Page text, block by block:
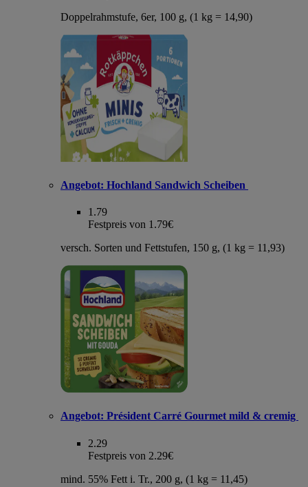
Doppelrahmstufe, 6er, 100 g, (1 kg = 14,90)
Angebot: Hochland Sandwich Scheiben
1.79
Festpreis von 1.79€
versch. Sorten und Fettstufen, 150 g, (1 kg = 11,93)
Angebot: Président Carré Gourmet mild & cremig
2.29
Festpreis von 2.29€
mind. 55% Fett i. Tr., 200 g, (1 kg = 11,45)